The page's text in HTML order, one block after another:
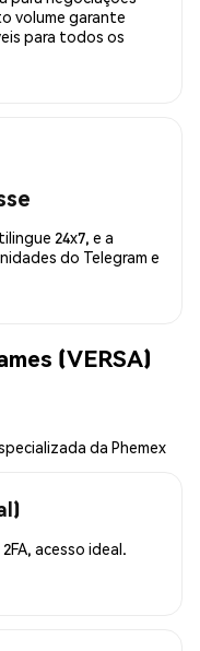
volume garante
para todos os
24x7, e a
do Telegram e
(VERSA)
da Phemex
acesso ideal.